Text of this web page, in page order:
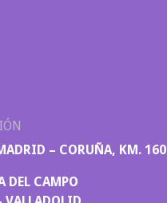
– CORUÑA, KM. 160
DEL CAMPO